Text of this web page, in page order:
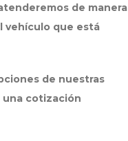
de manera
vehículo que está
de nuestras
una cotización